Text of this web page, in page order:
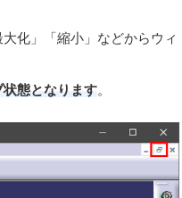
化」「縮小」などからウィ
態となります。